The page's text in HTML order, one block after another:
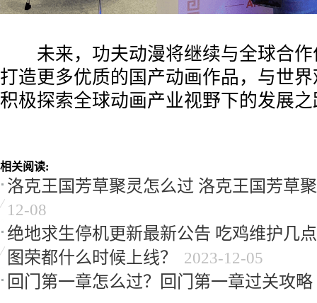
未来，功夫动漫将继续与全球合作
打造更多优质的国产动画作品，与世
积极探索全球动画产业视野下的发展
相关阅读:
洛克王国芳草聚灵怎么过 洛克王国芳草
12-08
绝地求生停机更新最新公告 吃鸡维护几
图荣都什么时候上线？
2023-12-05
回门第一章怎么过？回门第一章过关攻略